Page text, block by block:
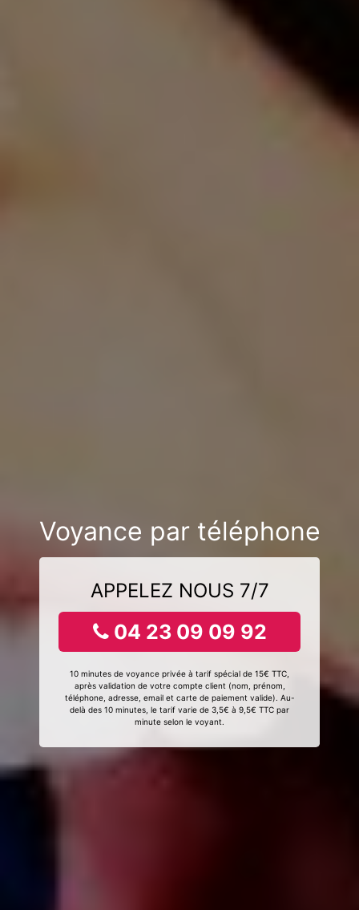
Voyance par téléphone
APPELEZ NOUS 7/7
04 23 09 09 92
10 minutes de voyance privée à tarif spécial de 15€ TTC,
après validation de votre compte client (nom, prénom,
téléphone, adresse, email et carte de paiement valide). Au-
delà des 10 minutes, le tarif varie de 3,5€ à 9,5€ TTC par
minute selon le voyant.